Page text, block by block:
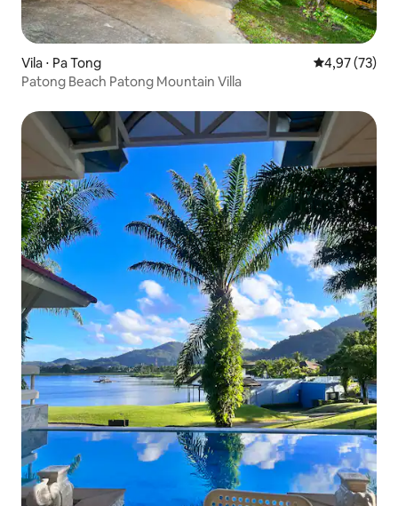
Vila ⋅ Pa Tong 4,97 de uma
4,97 (73)
Patong Beach Patong Mountain Villa